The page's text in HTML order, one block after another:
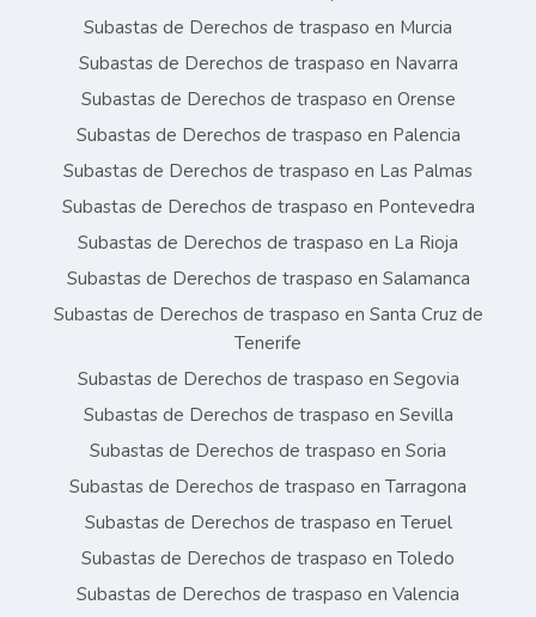
Subastas de Derechos de traspaso en Murcia
Subastas de Derechos de traspaso en Navarra
Subastas de Derechos de traspaso en Orense
Subastas de Derechos de traspaso en Palencia
Subastas de Derechos de traspaso en Las Palmas
Subastas de Derechos de traspaso en Pontevedra
Subastas de Derechos de traspaso en La Rioja
Subastas de Derechos de traspaso en Salamanca
Subastas de Derechos de traspaso en Santa Cruz de
Tenerife
Subastas de Derechos de traspaso en Segovia
Subastas de Derechos de traspaso en Sevilla
Subastas de Derechos de traspaso en Soria
Subastas de Derechos de traspaso en Tarragona
Subastas de Derechos de traspaso en Teruel
Subastas de Derechos de traspaso en Toledo
Subastas de Derechos de traspaso en Valencia